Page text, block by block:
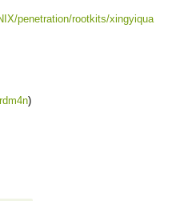
penetration/rootkits/xingyiqua
)